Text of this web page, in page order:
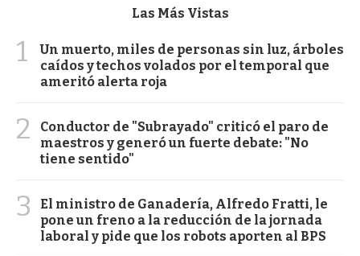
Las Más Vistas
1
Un muerto, miles de personas sin luz, árboles
caídos y techos volados por el temporal que
ameritó alerta roja
2
Conductor de "Subrayado" criticó el paro de
maestros y generó un fuerte debate: "No
tiene sentido"
3
El ministro de Ganadería, Alfredo Fratti, le
pone un freno a la reducción de la jornada
laboral y pide que los robots aporten al BPS